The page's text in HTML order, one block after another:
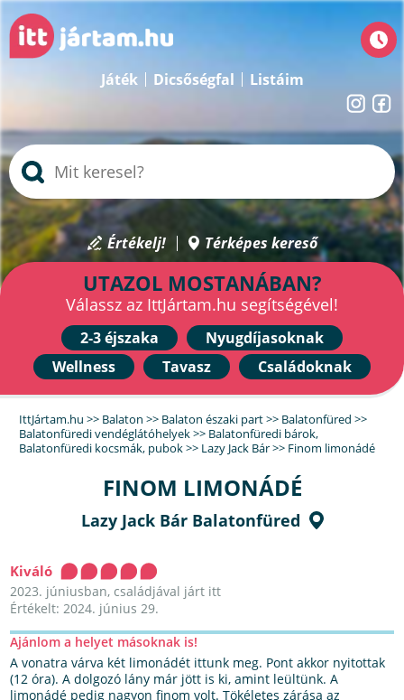
Játék Dicsőségfal Listáim
Értékelj! Térképes kereső
UTAZOL MOSTANÁBAN?
Válassz az IttJártam.hu segítségével!
2-3 éjszaka
Nyugdíjasoknak
Wellness
Tavasz Családoknak
IttJártam.hu >> Balaton >> Balaton északi part>> Balatonfüred >>
Balatonfüredi vendéglátóhelyek>> Balatonfüredi bárok,
Balatonfüredi kocsmák, pubok>> Lazy Jack Bár>> Finom limonádé
FINOM LIMONÁDÉ
Lazy Jack Bár Balatonfüred
Kiváló
2023. júniusban, családjával járt itt
Értékelt: 2024. június 29.
Ajánlom a helyet másoknak is!
A vonatra várva két limonádét ittunk meg. Pont akkor nyitottak
(12 óra). A dolgozó lány már jött is ki, amint leültünk. A
limonádé pedig nagyon finom volt. Tökéletes zárása az